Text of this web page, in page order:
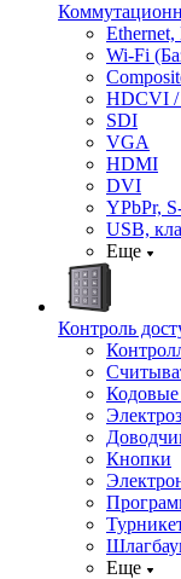
Ethernet,
Wi-Fi
HDCVI
SDI
VGA
HDMI
DVI
YPbPr,
USB,
Еще
Контроль
Кодовые
Кнопки
Еще